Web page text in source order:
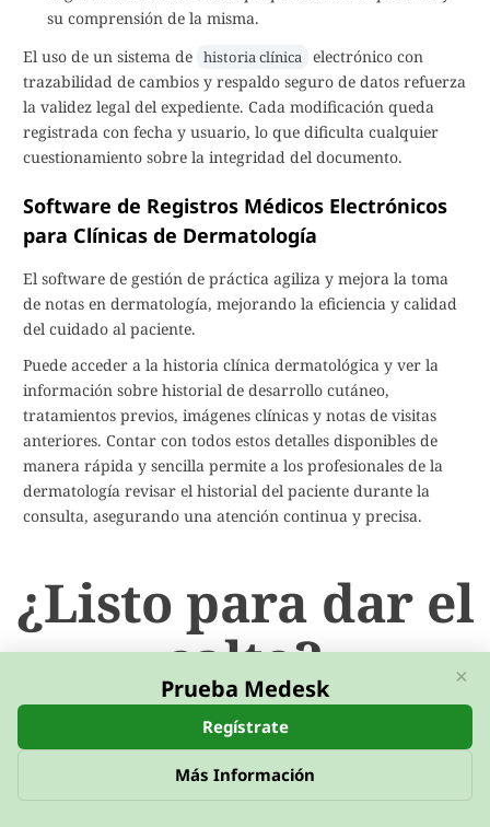
su comprensión de la misma.
El uso de un sistema de historia clínica electrónico con
trazabilidad de cambios y respaldo seguro de datos refuerza
la validez legal del expediente. Cada modificación queda
registrada con fecha y usuario, lo que dificulta cualquier
cuestionamiento sobre la integridad del documento.
Software de Registros Médicos Electrónicos
para Clínicas de Dermatología
El software de gestión de práctica agiliza y mejora la toma
de notas en dermatología, mejorando la eficiencia y calidad
del cuidado al paciente.
Puede acceder a la historia clínica dermatológica y ver la
información sobre historial de desarrollo cutáneo,
tratamientos previos, imágenes clínicas y notas de visitas
anteriores. Contar con todos estos detalles disponibles de
manera rápida y sencilla permite a los profesionales de la
dermatología revisar el historial del paciente durante la
consulta, asegurando una atención continua y precisa.
¿Listo para dar el
salto?
Obtenga su cuenta demo gratuita y comience a
disfrutar de los beneficios de Medesk de inmediato.
Prueba Medesk
Regístrate
Más Información
×